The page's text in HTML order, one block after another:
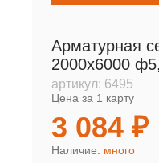
Арматурная
2000х6000
артикул: 6495
Цена за 1 карту
3 084 ₽
Наличие: много